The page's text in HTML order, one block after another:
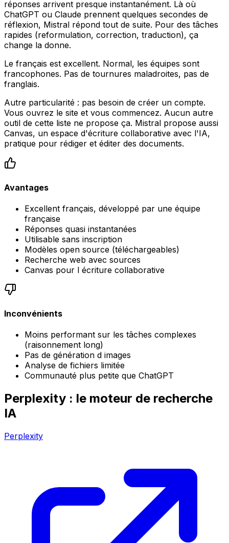
réponses arrivent presque instantanément. Là où
ChatGPT ou Claude prennent quelques secondes de
réflexion, Mistral répond tout de suite. Pour des tâches
rapides (reformulation, correction, traduction), ça
change la donne.
Le français est excellent. Normal, les équipes sont
francophones. Pas de tournures maladroites, pas de
franglais.
Autre particularité : pas besoin de créer un compte.
Vous ouvrez le site et vous commencez. Aucun autre
outil de cette liste ne propose ça. Mistral propose aussi
Canvas, un espace d'écriture collaborative avec l'IA,
pratique pour rédiger et éditer des documents.
Avantages
Excellent français, développé par une équipe
française
Réponses quasi instantanées
Utilisable sans inscription
Modèles open source (téléchargeables)
Recherche web avec sources
Canvas pour l écriture collaborative
Inconvénients
Moins performant sur les tâches complexes
(raisonnement long)
Pas de génération d images
Analyse de fichiers limitée
Communauté plus petite que ChatGPT
Perplexity : le moteur de recherche
IA
Perplexity